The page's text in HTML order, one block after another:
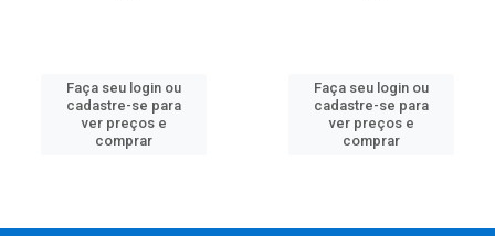
Faça seu login ou
cadastre-se para
ver preços e
comprar
Faça seu login ou
cadastre-se para
ver preços e
comprar